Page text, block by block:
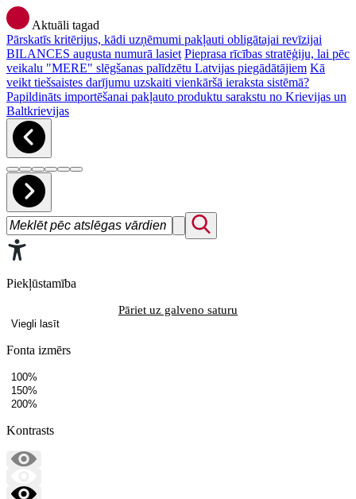
Aktuāli tagad
Pārskatīs kritērijus, kādi uzņēmumi pakļauti obligātajai revīzijai
BILANCES augusta numurā lasiet Pieprasa rīcības stratēģiju, lai pēc
veikalu "MERE" slēgšanas palīdzētu Latvijas piegādātājiem Kā
veikt tiešsaistes darījumu uzskaiti vienkāršā ieraksta sistēmā?
Papildināts importēšanai pakļauto produktu sarakstu no Krievijas un
Baltkrievijas
Piekļūstamība
Pāriet uz galveno saturu
Viegli lasīt
Fonta izmērs
100%
150%
200%
Kontrasts